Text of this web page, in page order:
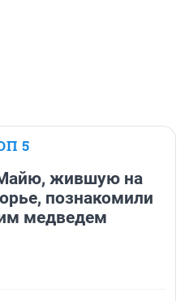
5
жившую на
познакомили
медведем